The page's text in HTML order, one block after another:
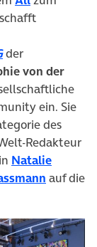
schafft
Tab)
(öffnet in neuem
der
von der
ein. Sie
des
Redakteur
Natalie
(öffnet
auf die